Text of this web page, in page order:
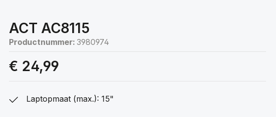
ACT AC8115
Productnummer: 3980974
€ 24,99
Laptopmaat (max.): 15"